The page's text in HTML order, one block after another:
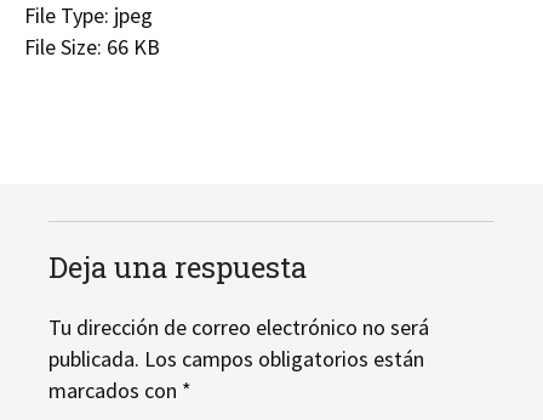
File Type: jpeg
File Size: 66 KB
Deja una respuesta
Tu dirección de correo electrónico no será
publicada. Los campos obligatorios están
marcados con *